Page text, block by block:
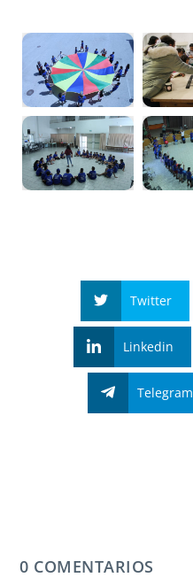
Twitter
Linkedin
Telegram
0 COMENTARIOS